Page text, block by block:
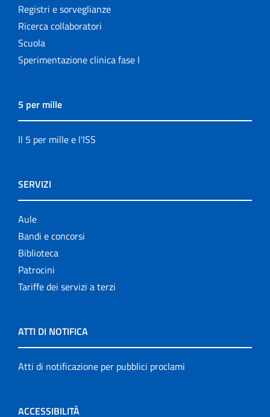
Registri e sorveglianze
Ricerca collaboratori
Scuola
Sperimentazione clinica fase I
5 per mille
Il 5 per mille e l'ISS
SERVIZI
Aule
Bandi e concorsi
Biblioteca
Patrocini
Tariffe dei servizi a terzi
ATTI DI NOTIFICA
Atti di notificazione per pubblici proclami
ACCESSIBILITÀ